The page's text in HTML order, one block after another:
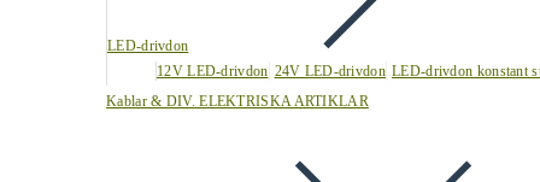
LED-drivdon
12V LED-drivdon 24V LED-drivdon LED-drivdon konstant
Kablar & DIV. ELEKTRISKA ARTIKLAR